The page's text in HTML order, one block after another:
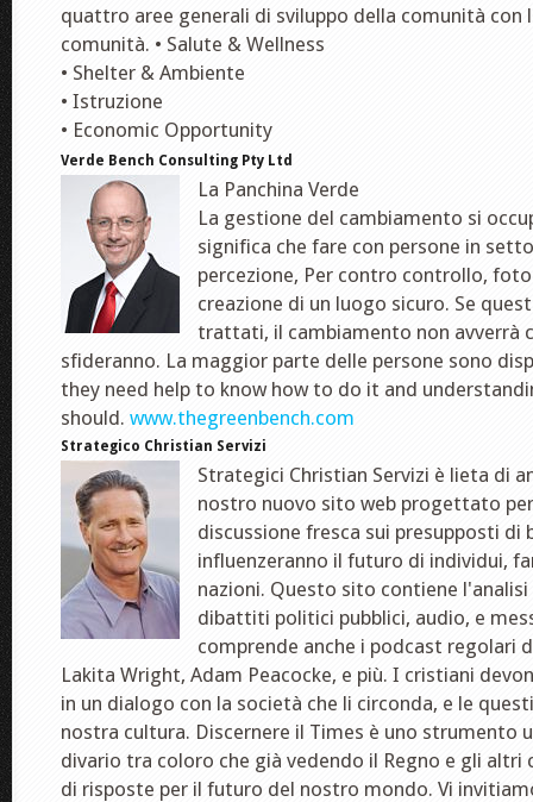
quattro aree generali di sviluppo della comunità con
comunità. • Salute & Wellness
• Shelter & Ambiente
• Istruzione
• Economic Opportunity
Verde Bench Consulting Pty Ltd
La Panchina Verde
La gestione del cambiamento si
significa che fare con persone in
percezione, Per contro controllo,
creazione di un luogo sicuro. Se
trattati, il cambiamento non avverrà
sfideranno. La maggior parte delle persone sono
they need help to know how to do it and
should. www.thegreenbench.com
Strategico Christian Servizi
Strategici Christian Servizi è lieta di
nostro nuovo sito web progettato
discussione fresca sui presupposti di
influenzeranno il futuro di individui,
nazioni. Questo sito contiene
dibattiti politici pubblici, audio, e
comprende anche i podcast regolari
Lakita Wright, Adam Peacocke, e più. I cristiani
in un dialogo con la società che li circonda, e le
nostra cultura. Discernere il Times è uno strumento
divario tra coloro che già vedendo il Regno e gli altri
di risposte per il futuro del nostro mondo. Vi